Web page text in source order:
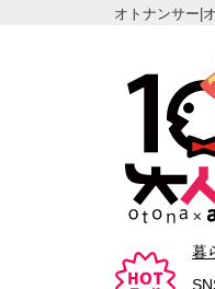
オトナンサー|
暮